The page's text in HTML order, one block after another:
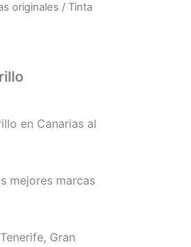
originales / Tinta
en Canarias al
mejores marcas
Gran